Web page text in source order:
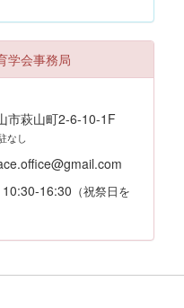
学会事務局
市萩山町2-6-10-1F
なし
10:30-16:30 （祝祭日を